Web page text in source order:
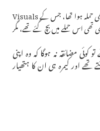
واضح رہے کہ دانش صاحب کی گاڑی پر کل بھی حملہ ہوا تھا، جس کے Visuals
تھی اس حملے میں بچ گئے تھے، مگر
مضائقہ نہ ہوگا کہ وہ اپنی
اور کیمرہ ہی ان کا ہتھیار